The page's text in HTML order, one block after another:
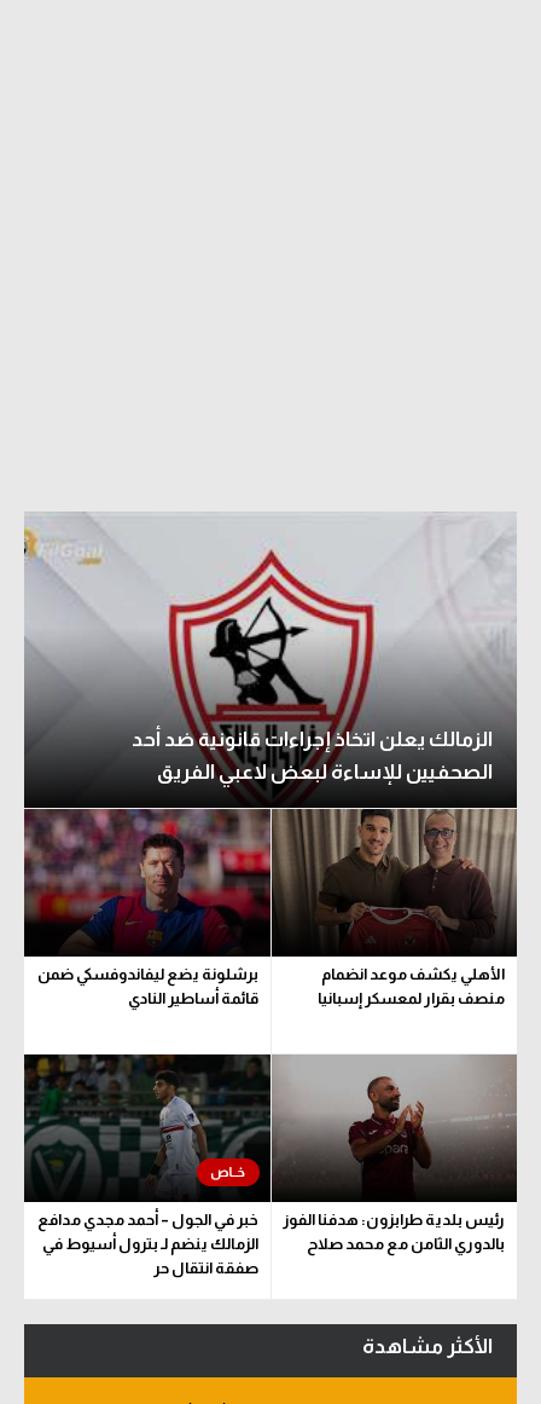
الزمالك يعلن اتخاذ إجراءات قانونية ضد أحد
الصحفيين للإساءة لبعض لاعبي الفريق
الأهلي يكشف موعد انضمام
منصف بقرار لمعسكر إسبانيا
برشلونة يضع ليفاندوفسكي ضمن
قائمة أساطير النادي
رئيس بلدية طرابزون: هدفنا الفوز
بالدوري الثامن مع محمد صلاح
خبر في الجول – أحمد مجدي مدافع
الزمالك ينضم لـ بترول أسيوط في
صفقة انتقال حر
الأكثر مشاهدة